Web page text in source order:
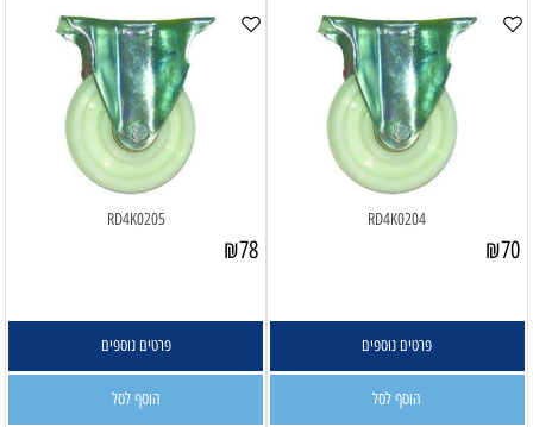
RD4K0204
₪70
פרטים נוספים
הוסף לסל
RD4K0205
₪78
פרטים נוספים
הוסף לסל